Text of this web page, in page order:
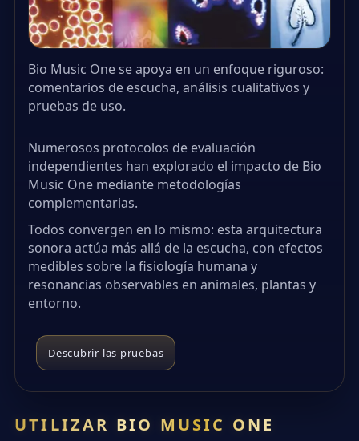
Bio Music One se apoya en un enfoque riguroso:
comentarios de escucha, análisis cualitativos y
pruebas de uso.
Numerosos protocolos de evaluación
independientes han explorado el impacto de Bio
Music One mediante metodologías
complementarias.
Todos convergen en lo mismo: esta arquitectura
sonora actúa más allá de la escucha, con efectos
medibles sobre la fisiología humana y
resonancias observables en animales, plantas y
entorno.
Descubrir las pruebas
UTILIZAR BIO MUSIC ONE